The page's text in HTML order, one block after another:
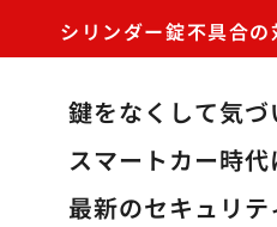
シリンダー錠不具合の
鍵をなくして気
スマートカー時
最新のセキュリ